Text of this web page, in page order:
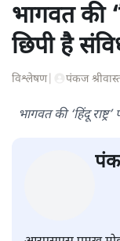
भागवत की
छिपी है
विश्लेषण| पंकज